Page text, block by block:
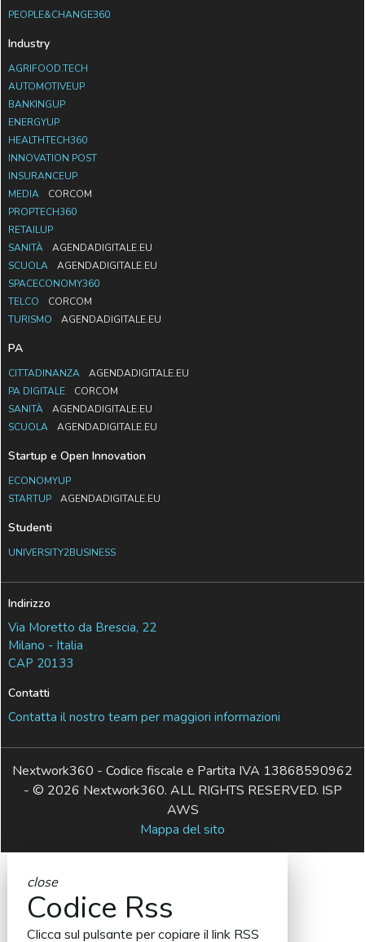
PEOPLE&CHANGE360
Industry
AGRIFOOD.TECH
AUTOMOTIVEUP
BANKINGUP
ENERGYUP
HEALTHTECH360
INNOVATION POST
INSURANCEUP
MEDIA
CORCOM
PROPTECH360
RETAILUP
SANITÀ
AGENDADIGITALE.EU
SCUOLA
AGENDADIGITALE.EU
SPACECONOMY360
TELCO
CORCOM
TURISMO
AGENDADIGITALE.EU
PA
CITTADINANZA
AGENDADIGITALE.EU
PA DIGITALE
CORCOM
SANITÀ
AGENDADIGITALE.EU
SCUOLA
AGENDADIGITALE.EU
Startup e Open Innovation
ECONOMYUP
STARTUP
AGENDADIGITALE.EU
Studenti
UNIVERSITY2BUSINESS
Indirizzo
Via Moretto da Brescia, 22
Milano - Italia
CAP 20133
Contatti
Contatta il nostro team per maggiori informazioni
Nextwork360 - Codice fiscale e Partita IVA 13868590962
- © 2026 Nextwork360. ALL RIGHTS RESERVED. ISP
AWS
Mappa del sito
close
Codice Rss
Clicca sul pulsante per copiare il link RSS